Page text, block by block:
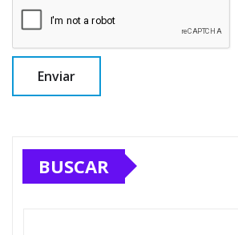
BUSCAR